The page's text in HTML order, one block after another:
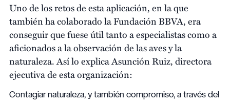
Uno de los retos de esta aplicación, en la que
también ha colaborado la Fundación BBVA, era
conseguir que fuese útil tanto a especialistas como a
aficionados a la observación de las aves y la
naturaleza. Así lo explica Asunción Ruiz, directora
ejecutiva de esta organización:
Contagiar naturaleza, y también compromiso, a través del